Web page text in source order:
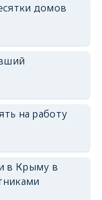
erid: 2SDnjdPjgYS
erid: 2SDnjdvhGXG
домов
на работу
в Крыму в